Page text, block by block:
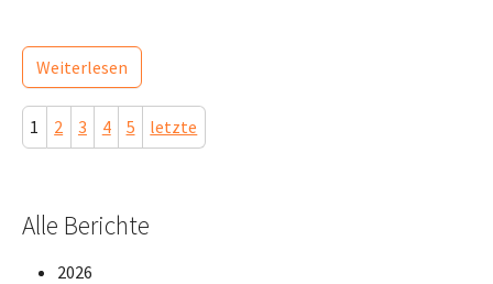
Weiterlesen
1 2 3 4 5 letzte
Alle Berichte
2026